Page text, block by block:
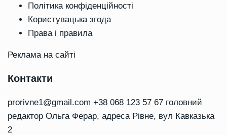
Політика конфіденційності
Користувацька згода
Права і правила
Реклама на сайті
Контакти
prorivne1@gmail.com +38 068 123 57 67 головний
редактор Ольга Ферар, адреса Рівне, вул Кавказька
2